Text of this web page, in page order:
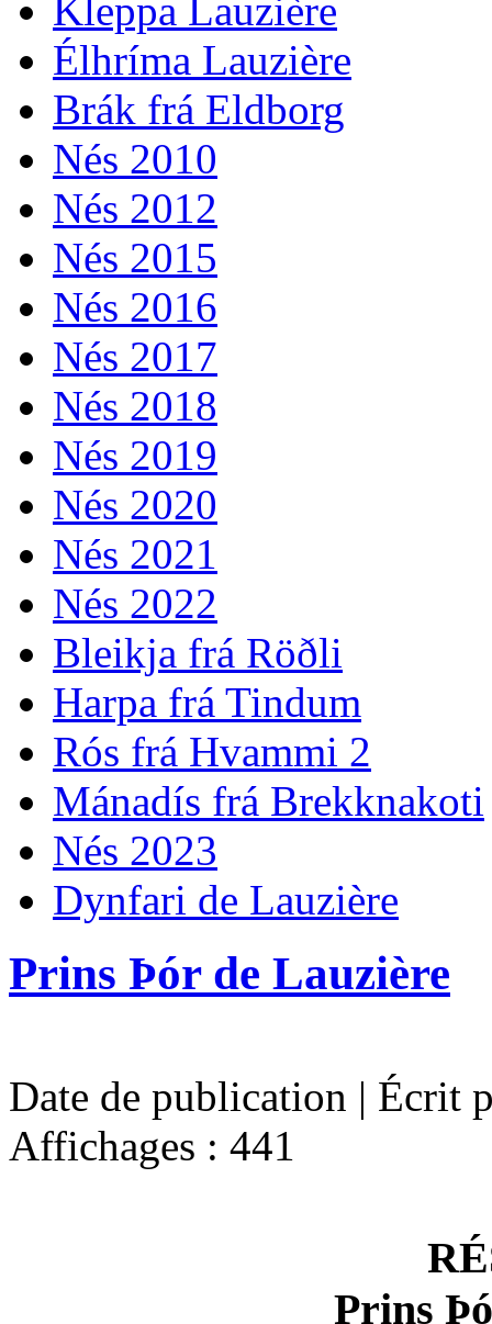
Kleppa Lauzière
Élhríma Lauzière
Brák frá Eldborg
Nés 2010
Nés 2012
Nés 2015
Nés 2016
Nés 2017
Nés 2018
Nés 2019
Nés 2020
Nés 2021
Nés 2022
Bleikja frá Röðli
Harpa frá Tindum
Rós frá Hvammi 2
Mánadís frá Brekknakoti
Nés 2023
Dynfari de Lauzière
Prins Þór de Lauzière
Date de publication | Écrit
Affichages : 441
Prins